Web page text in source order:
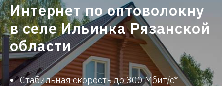
Интернет по оптоволокну
в селе Ильинка Рязанской
области
Стабильная скорость до 300 Мбит/с*